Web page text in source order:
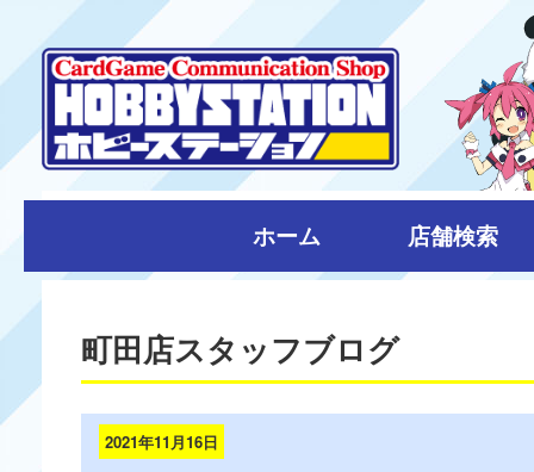
ホーム 店舗検索
町田店スタッフブログ
2021年11月16日